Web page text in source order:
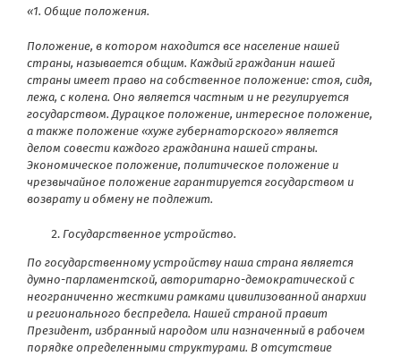
«1. Общие положения.
Положение, в котором находится все население нашей
страны, называется общим. Каждый гражданин нашей
страны имеет право на собственное положение: стоя, сидя,
лежа, с колена. Оно является частным и не регулируется
государством. Дурацкое положение, интересное положение,
а также положение «хуже губернаторского» является
делом совести каждого гражданина нашей страны.
Экономическое положение, политическое положение и
чрезвычайное положение гарантируется государством и
возврату и обмену не подлежит.
Государственное устройство.
По государственному устройству наша страна является
думно-парламентской, авторитарно-демократической с
неограниченно жесткими рамками цивилизованной анархии
и регионального беспредела. Нашей страной правит
Президент, избранный народом или назначенный в рабочем
порядке определенными структурами. В отсутствие